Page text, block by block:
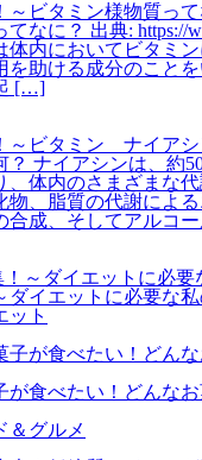
～ビタミン様物質って
なに？ 出典: https://
体内においてビタミ
を助ける成分のこと
[…]
～ビタミン ナイアシ
？ ナイアシンは、約
、体内のさまざまな
物、脂質の代謝によ
合成、そしてアルコ
ダイエットに必要な私
ット
が食べたい！どんな
＆グルメ